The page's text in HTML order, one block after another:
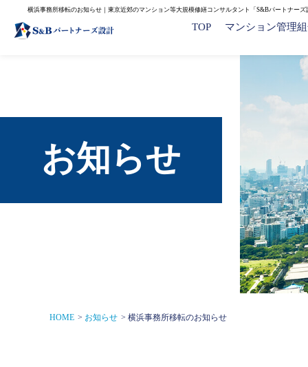
横浜事務所移転のお知らせ｜東京近郊のマンション等大規模修繕コンサルタント「S&Bパートナーズ
TOP マンション管理
お知らせ
HOME お知らせ 横浜事務所移転のお知らせ